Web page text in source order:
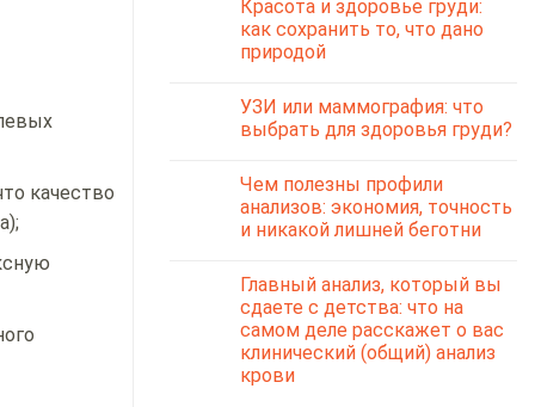
качество
Красота и здоровье груди:
как сохранить то, что дано
природой
УЗИ или маммография: что
выбрать для здоровья груди?
Чем полезны профили
анализов: экономия, точность
и никакой лишней беготни
Главный анализ, который вы
сдаете с детства: что на
самом деле расскажет о вас
клинический (общий) анализ
крови